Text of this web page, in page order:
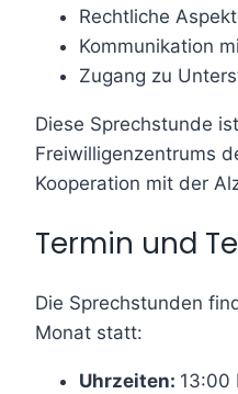
Rechtliche
Kommunikation
Zugang zu
Diese Sprechstunde
Freiwilligenzentrums
Kooperation mit der
Termin und
Die Sprechstunden
Monat statt:
Uhrzeiten: 13:00